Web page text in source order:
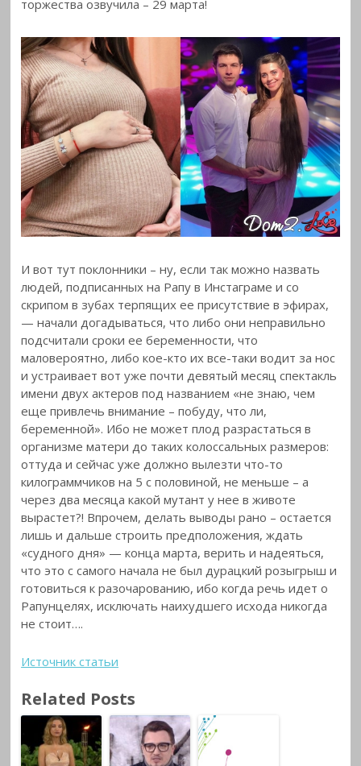
торжества озвучила – 29 марта!
И вот тут поклонники – ну, если так можно назвать
людей, подписанных на Рапу в Инстаграме и со
скрипом в зубах терпящих ее присутствие в эфирах,
— начали догадываться, что либо они неправильно
подсчитали сроки ее беременности, что
маловероятно, либо кое-кто их все-таки водит за нос
и устраивает вот уже почти девятый месяц спектакль
имени двух актеров под названием «не знаю, чем
еще привлечь внимание – побуду, что ли,
беременной». Ибо не может плод разрастаться в
организме матери до таких колоссальных размеров:
оттуда и сейчас уже должно вылезти что-то
килограммчиков на 5 с половиной, не меньше – а
через два месяца какой мутант у нее в животе
вырастет?! Впрочем, делать выводы рано – остается
лишь и дальше строить предположения, ждать
«судного дня» — конца марта, верить и надеяться,
что это с самого начала не был дурацкий розыгрыш и
готовиться к разочарованию, ибо когда речь идет о
Рапунцелях, исключать наихудшего исхода никогда
не стоит….
Источник статьи
Related Posts